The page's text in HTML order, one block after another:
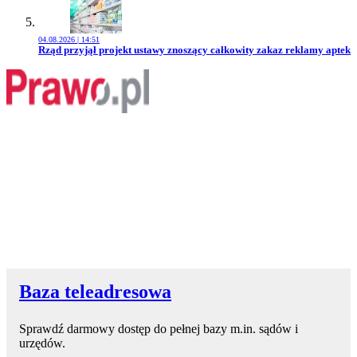
04.08.2026 | 14:51
Przejdź do artykułu:
Rząd przyjął projekt ustawy znoszący całkowity zakaz reklamy aptek
Baza teleadresowa
Sprawdź darmowy dostęp do pełnej bazy m.in. sądów i
urzędów.